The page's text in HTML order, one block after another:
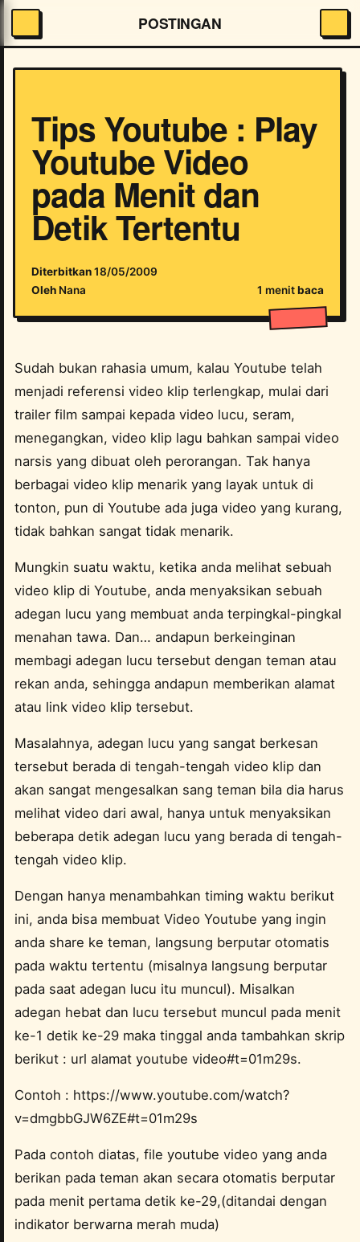
POSTINGAN
Tips Youtube : Play
Youtube Video
pada Menit dan
Detik Tertentu
Diterbitkan18/05/2009
Oleh Nana 1 menitbaca
Sudah bukan rahasia umum, kalau Youtube telah
menjadi referensi video klip terlengkap, mulai dari
trailer film sampai kepada video lucu, seram,
menegangkan, video klip lagu bahkan sampai video
narsis yang dibuat oleh perorangan. Tak hanya
berbagai video klip menarik yang layak untuk di
tonton, pun di Youtube ada juga video yang kurang,
tidak bahkan sangat tidak menarik.
Mungkin suatu waktu, ketika anda melihat sebuah
video klip di Youtube, anda menyaksikan sebuah
adegan lucu yang membuat anda terpingkal-pingkal
menahan tawa. Dan… andapun berkeinginan
membagi adegan lucu tersebut dengan teman atau
rekan anda, sehingga andapun memberikan alamat
atau link video klip tersebut.
Masalahnya, adegan lucu yang sangat berkesan
tersebut berada di tengah-tengah video klip dan
akan sangat mengesalkan sang teman bila dia harus
melihat video dari awal, hanya untuk menyaksikan
beberapa detik adegan lucu yang berada di tengah-
tengah video klip.
Dengan hanya menambahkan timing waktu berikut
ini, anda bisa membuat Video Youtube yang ingin
anda share ke teman, langsung berputar otomatis
pada waktu tertentu (misalnya langsung berputar
pada saat adegan lucu itu muncul). Misalkan
adegan hebat dan lucu tersebut muncul pada menit
ke-1 detik ke-29 maka tinggal anda tambahkan skrip
berikut : url alamat youtube video#t=01m29s.
Contoh : https://www.youtube.com/watch?
v=dmgbbGJW6ZE#t=01m29s
Pada contoh diatas, file youtube video yang anda
berikan pada teman akan secara otomatis berputar
pada menit pertama detik ke-29,(ditandai dengan
indikator berwarna merah muda)